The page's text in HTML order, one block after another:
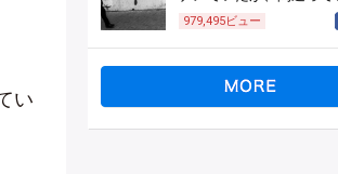
い
979,495ビュー